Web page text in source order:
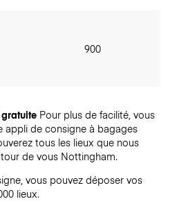
900
Pour plus de facilité, vous
appli de consigne à bagages
tous les lieux que nous
de vous Nottingham.
vous pouvez déposer vos
lieux.